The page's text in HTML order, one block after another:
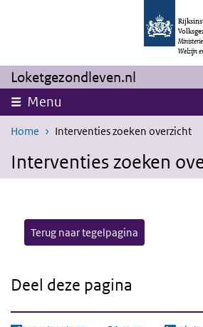
Overslaan en naar de inhoud gaan
Welzijn
Loketgezondleven.nl
Menu
Home Interventies zoeken overzicht
Interventies zoeken
Terug naar tegelpagina
Deel deze pagina